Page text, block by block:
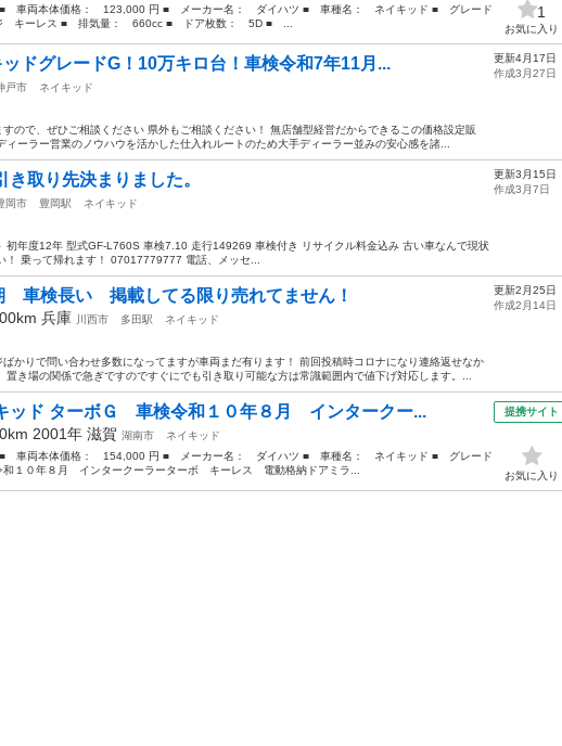
車両本体価格： 123,000 円 ■ メーカー名： ダイハツ ■ 車種名： ネイキッド ■ グレード
キーレス ■ 排気量： 660cc ■ ドア枚数： 5D ■ ...
1
お気に入り
ドグレードG！10万キロ台！車検令和7年11月...
戸市
ネイキッド
すので、ぜひご相談ください 県外もご相談ください！ 無店舗型経営だからできるこの価格設定販
ィーラー営業のノウハウを活かした仕入れルートのため大手ディーラー並みの安心感を諸...
更新4月17日
作成3月27日
き取り先決まりました。
岡市 豊岡駅
ネイキッド
初年度12年 型式GF-L760S 車検7.10 走行149269 車検付き リサイクル料金込み 古い車なんで現状
！ 乗って帰れます！ 07017779777 電話、メッセ...
更新3月15日
作成3月7日
車検長い 掲載してる限り売れてません！
兵庫 川西市 多田駅
ネイキッド
かりで問い合わせ多数になってますが車両まだ有ります！ 前回投稿時コロナになり連絡返せなか
置き場の関係で急ぎですのですぐにでも引き取り可能な方は常識範囲内で値下げ対応します。...
更新2月25日
作成2月14日
ッド ターボＧ 車検令和１０年８月 インタークー...
2001年 滋賀 湖南市
ネイキッド
車両本体価格： 154,000 円 ■ メーカー名： ダイハツ ■ 車種名： ネイキッド ■ グレード
１０年８月 インタークーラーターボ キーレス 電動格納ドアミラ...
提携サイト
お気に入り